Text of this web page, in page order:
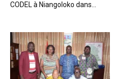
CODEL à Niangoloko dans...